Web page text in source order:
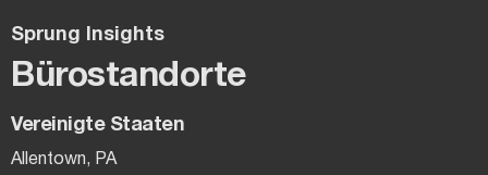
Sprung Insights
Bürostandorte
Vereinigte Staaten
Allentown, PA